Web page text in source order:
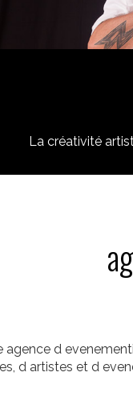
La créativité
agence d
d artistes et d